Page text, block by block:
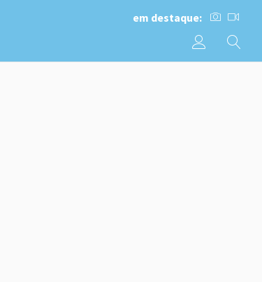
em destaque: